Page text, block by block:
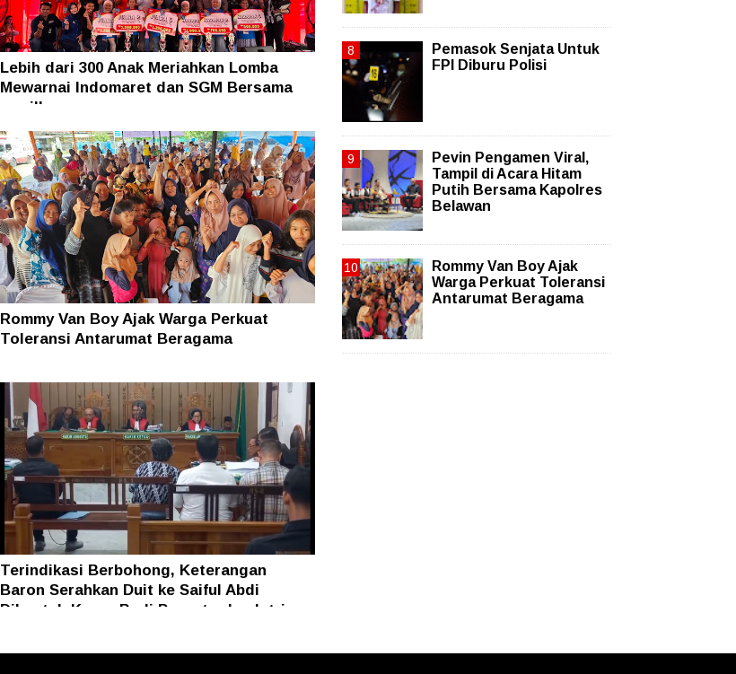
Lebih dari 300 Anak Meriahkan Lomba
Mewarnai Indomaret dan SGM Bersama
nawilla
Rommy Van Boy Ajak Warga Perkuat
Toleransi Antarumat Beragama
Terindikasi Berbohong, Keterangan
Baron Serahkan Duit ke Saiful Abdi
Dibantah Keras Budi Pranoto dan Istri
Pemasok Senjata Untuk
FPI Diburu Polisi
Pevin Pengamen Viral,
Tampil di Acara Hitam
Putih Bersama Kapolres
Belawan
Rommy Van Boy Ajak
Warga Perkuat Toleransi
Antarumat Beragama